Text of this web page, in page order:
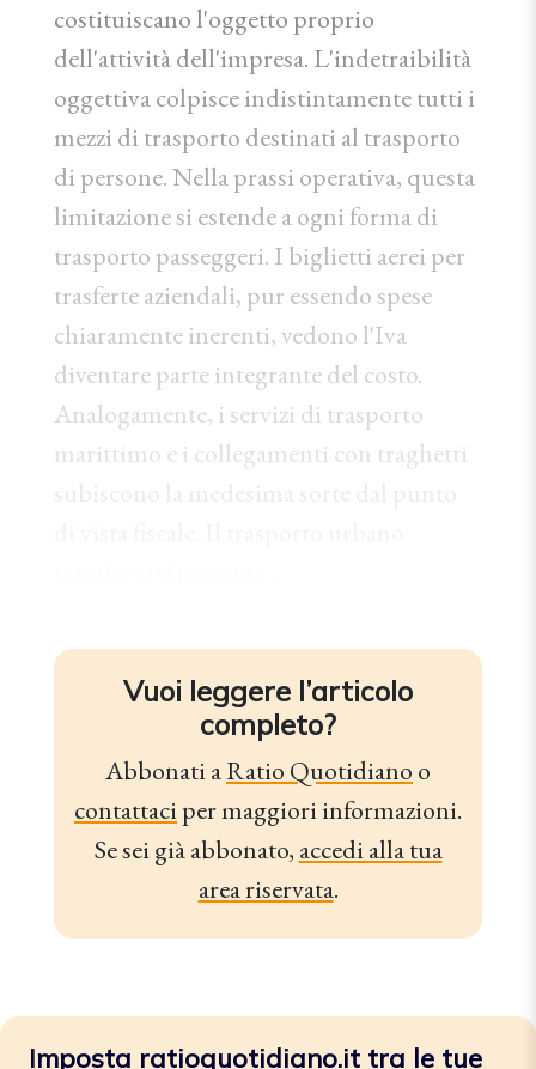
costituiscano l'oggetto proprio
dell'attività dell'impresa. L'indetraibilità
oggettiva colpisce indistintamente tutti i
mezzi di trasporto destinati al trasporto
di persone. Nella prassi operativa, questa
limitazione si estende a ogni forma di
trasporto passeggeri. I biglietti aerei per
trasferte aziendali, pur essendo spese
chiaramente inerenti, vedono l'Iva
diventare parte integrante del costo.
Analogamente, i servizi di trasporto
marittimo e i collegamenti con traghetti
Vuoi leggere l’articolo
completo?
Abbonati aRatio Quotidiano o
contattaciper maggiori informazioni.
Se sei già abbonato, accedi alla tua
area riservata.
Imposta ratioquotidiano.it tra le tue